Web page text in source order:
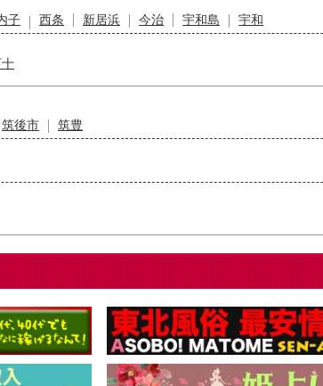
子 西条 新居浜 今治 宇和島
宇和
筑後市
筑豊